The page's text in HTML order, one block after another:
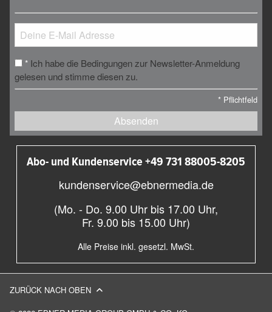
* Ich habe die Bedingungen zur Newsletter-Anmeldung
gelesen und stimme diesen zu.
* Pflichtfeld
Absenden
Abo- und Kundenservice +49 731 88005-8205
kundenservice@ebnermedia.de
(Mo. - Do. 9.00 Uhr bis 17.00 Uhr,
Fr. 9.00 bis 15.00 Uhr)
Alle Preise inkl. gesetzl. MwSt.
ZURÜCK NACH OBEN